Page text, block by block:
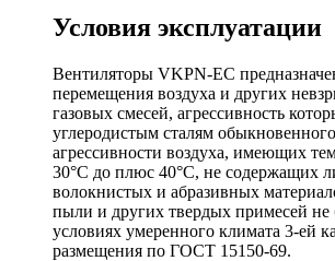
Условия эксплуатации
Вентиляторы VKPN-EC
перемещения воздуха и других
газовых смесей, агрессивность
углеродистым сталям
агрессивности воздуха, имеющих
30°С до плюс 40°С, не содержащих
волокнистых и абразивных
пыли и других твердых примесей не
условиях умеренного климата 3-ей
размещения по ГОСТ 15150-69.